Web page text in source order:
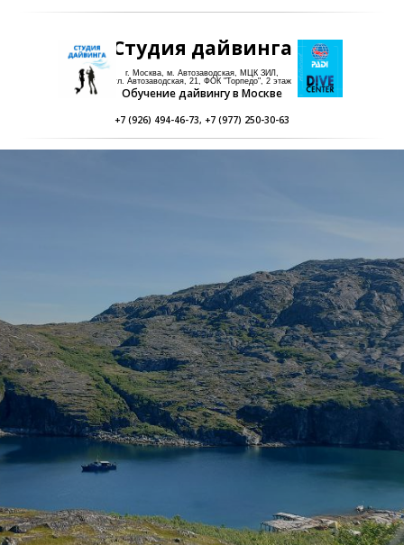
Студия дайвинга
г. Москва, м. Автозаводская, МЦК ЗИЛ,
ул. Автозаводская, 21, ФОК "Торпедо", 2 этаж
Обучение дайвингу в Москве
+7 (926) 494-46-73, +7 (977) 250-30-63